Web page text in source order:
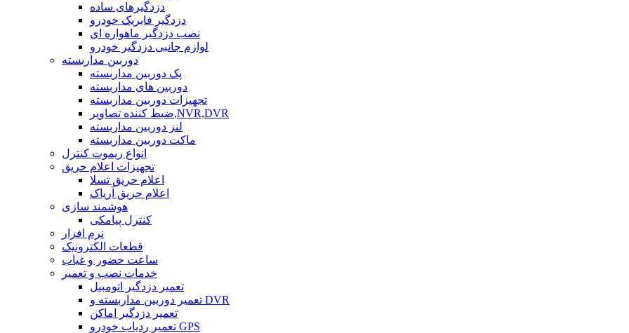
دزدگیرهای ساده
دزدگیر فابریک خودرو
نصب دزدگیر ماهواره ای
لوازم جانبی دزدگیر خودرو
دوربین مداربسته
پک دوربین مداربسته
دوربین های مداربسته
تجهیزات دوربین مداربسته
ضبط کننده تصاویر,NVR,DVR
لنز دوربین مداربسته
ماکت دوربین مداربسته
انواع ریموت کنترل
تجهیزات اعلام حریق
اعلام حریق تسلا
اعلام حریق آریاک
هوشمند سازی
کنترل پیامکی
نرم افزار
قطعات الکترونیک
ساعت حضور و غیاب
خدمات نصب و تعمیر
تعمیر دزدگیر اتومبیل
تعمیر دوربین مداربسته و DVR
تعمیر دزدگیر اماکن
تعمیر ردیاب خودرو GPS